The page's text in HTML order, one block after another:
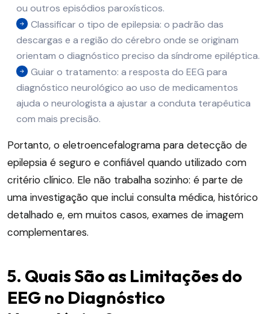
ou outros episódios paroxísticos.
Classificar o tipo de epilepsia: o padrão das
descargas e a região do cérebro onde se originam
orientam o diagnóstico preciso da síndrome epiléptica.
Guiar o tratamento: a resposta do EEG para
diagnóstico neurológico ao uso de medicamentos
ajuda o neurologista a ajustar a conduta terapêutica
com mais precisão.
Portanto, o eletroencefalograma para detecção de
epilepsia é seguro e confiável quando utilizado com
critério clínico. Ele não trabalha sozinho: é parte de
uma investigação que inclui consulta médica, histórico
detalhado e, em muitos casos, exames de imagem
complementares.
5. Quais São as Limitações do
EEG no Diagnóstico